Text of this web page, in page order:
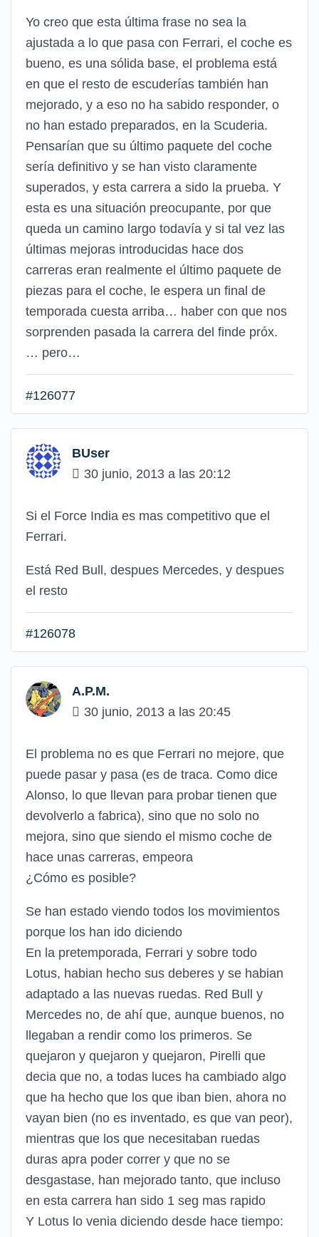
Yo creo que esta última frase no sea la
ajustada a lo que pasa con Ferrari, el coche es
bueno, es una sólida base, el problema está
en que el resto de escuderías también han
mejorado, y a eso no ha sabido responder, o
no han estado preparados, en la Scuderia.
Pensarían que su último paquete del coche
sería definitivo y se han visto claramente
superados, y esta carrera a sido la prueba. Y
esta es una situación preocupante, por que
queda un camino largo todavía y si tal vez las
últimas mejoras introducidas hace dos
carreras eran realmente el último paquete de
piezas para el coche, le espera un final de
temporada cuesta arriba… haber con que nos
sorprenden pasada la carrera del finde próx.
… pero…
#126077
BUser
30 junio, 2013 a las 20:12
Si el Force India es mas competitivo que el
Ferrari.
Está Red Bull, despues Mercedes, y despues
el resto
#126078
A.P.M.
30 junio, 2013 a las 20:45
El problema no es que Ferrari no mejore, que
puede pasar y pasa (es de traca. Como dice
Alonso, lo que llevan para probar tienen que
devolverlo a fabrica), sino que no solo no
mejora, sino que siendo el mismo coche de
hace unas carreras, empeora
¿Cómo es posible?
Se han estado viendo todos los movimientos
porque los han ido diciendo
En la pretemporada, Ferrari y sobre todo
Lotus, habian hecho sus deberes y se habian
adaptado a las nuevas ruedas. Red Bull y
Mercedes no, de ahí que, aunque buenos, no
llegaban a rendir como los primeros. Se
quejaron y quejaron y quejaron, Pirelli que
decia que no, a todas luces ha cambiado algo
que ha hecho que los que iban bien, ahora no
vayan bien (no es inventado, es que van peor),
mientras que los que necesitaban ruedas
duras apra poder correr y que no se
desgastase, han mejorado tanto, que incluso
en esta carrera han sido 1 seg mas rapido
Y Lotus lo venia diciendo desde hace tiempo: